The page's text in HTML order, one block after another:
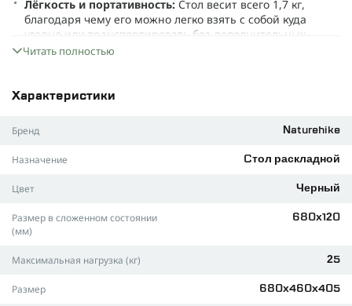
Лёгкость и портативность: Стол весит всего 1,7 кг,
благодаря чему его можно легко взять с собой куда
угодно или транспортировать без дополнительных
усилий.
сохраняет устойчивость на любой поверхности. Все
Компактные размеры:
составляют лишь 680×120 мм, что позволяет удобное
хранение и транспортировку. Просторная поверхность
стола (680×460×405 мм) обеспечивает комфортное место
Защита от коррозии:Алюминиевые элементы
обеспечивают стойкость к ржавчине, гарантируя долгий
вид гармонично сочетается с другим туристическим
Читать полностью
Характеристики
Бренд Naturehike
Назначение Cтол раскладной
Цвет Черный
Размер в сложенном состоянии
(мм)
680х120
Максимальная нагрузка (кг) 25
Размер 680х460х405